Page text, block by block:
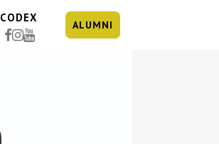
CODEX
ALUMNI